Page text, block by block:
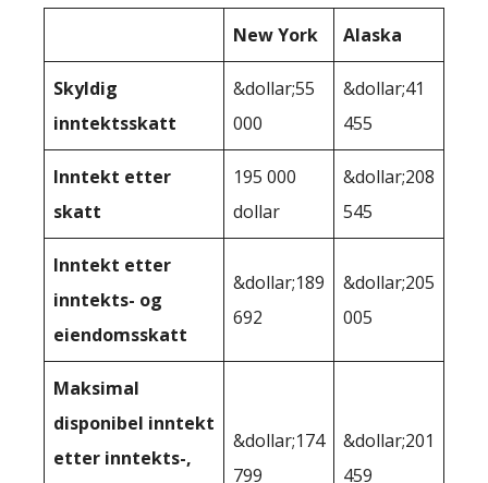
New York Alaska
Skyldig
inntektsskatt
&dollar;55
000
&dollar;41
455
Inntekt etter
skatt
195 000
dollar
&dollar;208
545
Inntekt etter
inntekts- og
eiendomsskatt
&dollar;189
692
&dollar;205
005
Maksimal
disponibel inntekt
etter inntekts-,
&dollar;174
799
&dollar;201
459